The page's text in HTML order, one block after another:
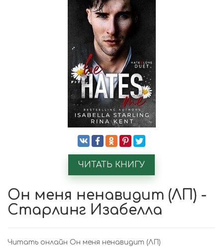
ЧИТАТЬ КНИГУ
Он меня ненавидит (ЛП) -
Старлинг Изабелла
Читать онлайн Он меня ненавидит (ЛП)